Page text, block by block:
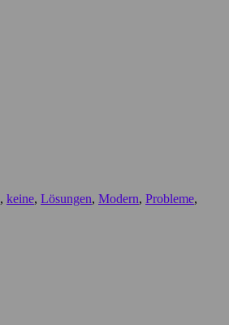
, keine, Lösungen, Modern, Probleme,